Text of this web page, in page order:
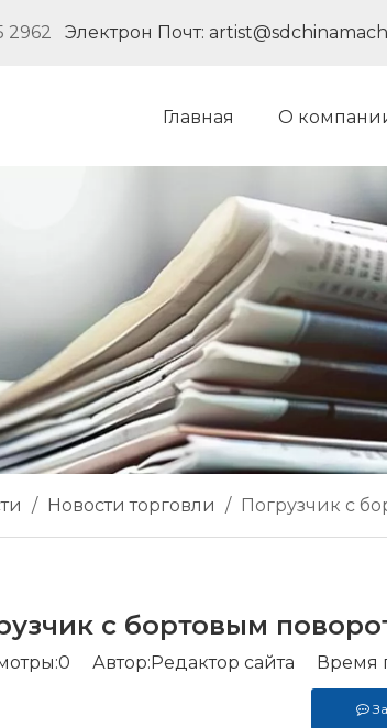
2962 Электрон Почт:
Главная О
/ Новости торговли / Погрузчик с
с бортовым
0 Автор:Pедактор сайта Время